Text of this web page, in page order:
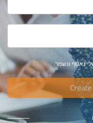
נאסף ונשמר.